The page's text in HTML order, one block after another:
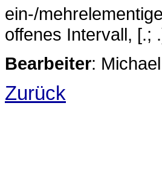
ein-/
offenes Intervall, [.;
Bearbeiter:
Zurück